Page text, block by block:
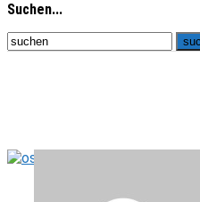
Suchen...